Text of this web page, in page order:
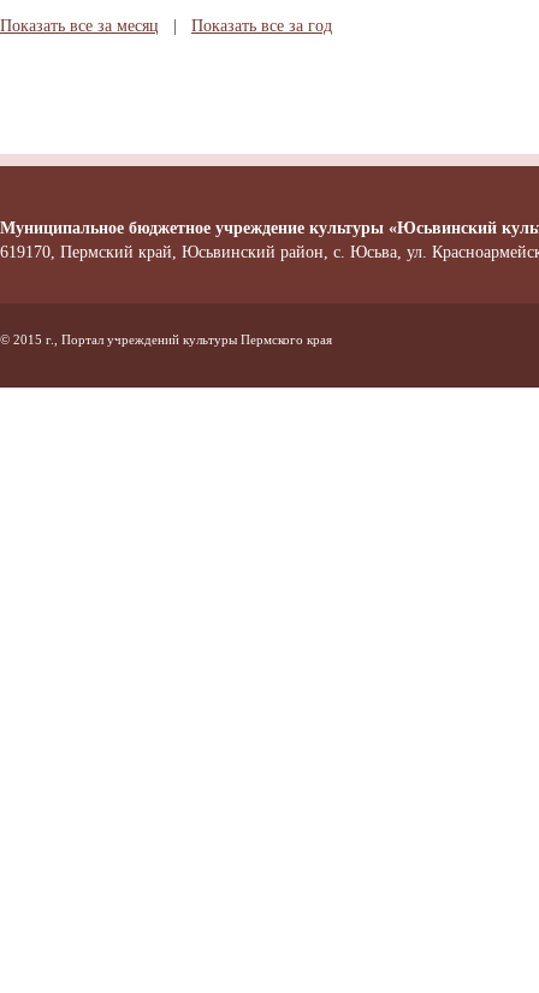
Показать все за месяц
Показать все за год
Муниципальное бюджетное учреждение культуры «Юсьвинский
619170, Пермский край, Юсьвинский район, с. Юсьва, ул.
© 2015 г., Портал учреждений культуры Пермского края